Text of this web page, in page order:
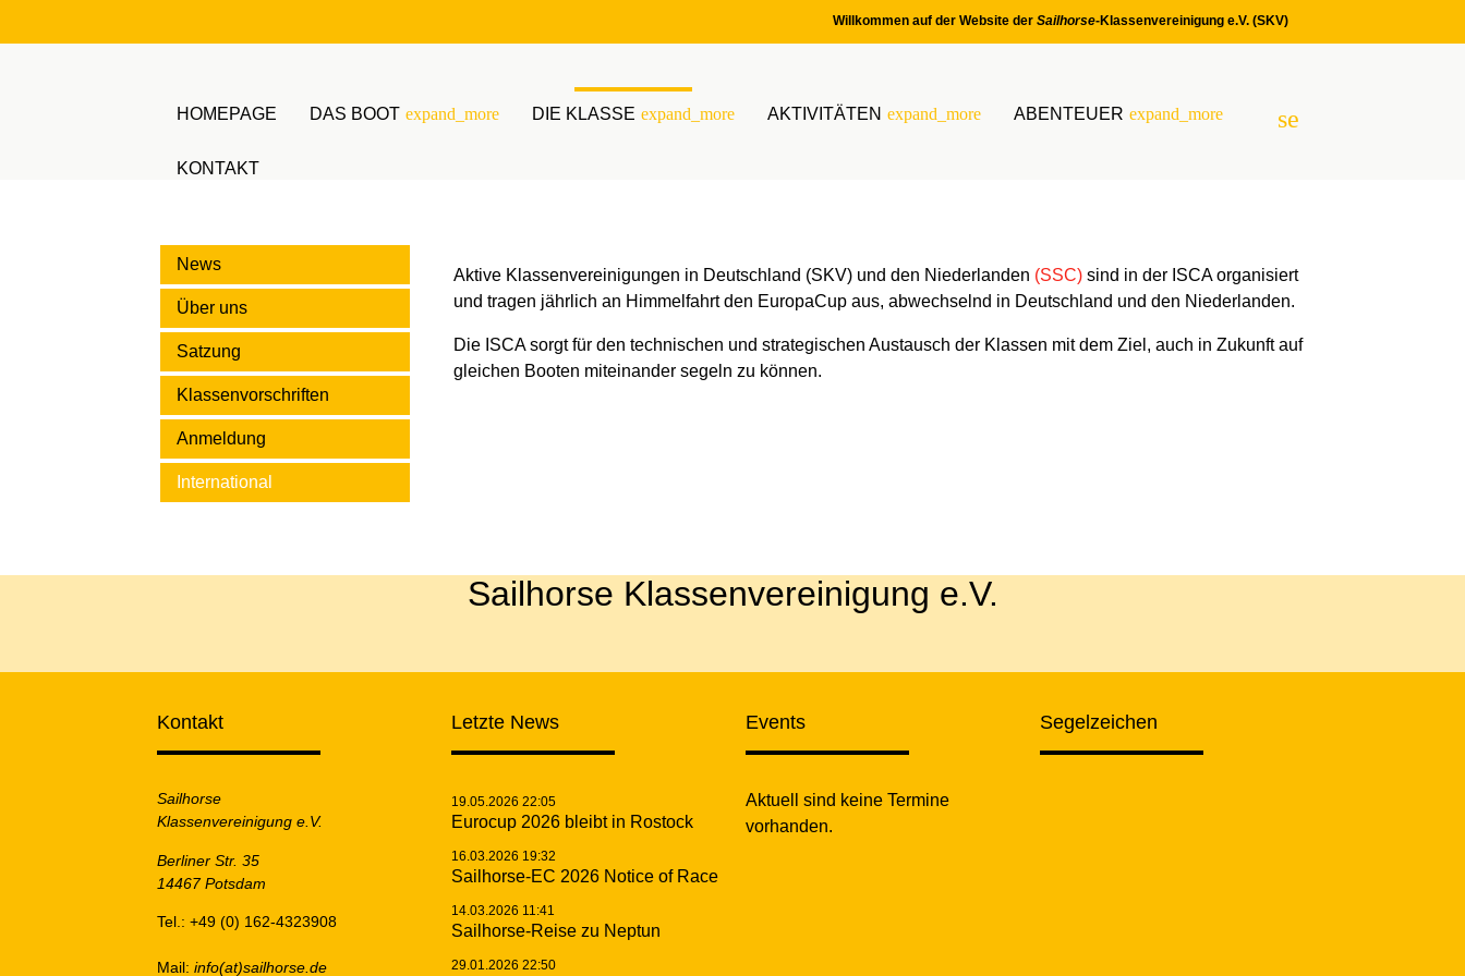
Willkommen auf der Website der Sailhorse-Klassenvereinigung e.V. (SKV)
HOMEPAGE DAS BOOT expand_more DIE KLASSE expand_more AKTIVITÄTEN expand_more ABENTEUER expand_more
KONTAKT
search
Suchbegriffe
Aktive Klassenvereinigungen in Deutschland (SKV) und den Niederlanden (SSC)sind in der ISCA organisiert
und tragen jährlich an Himmelfahrt den EuropaCup aus, abwechselnd in Deutschland und den Niederlanden.
Die ISCA sorgt für den technischen und strategischen Austausch der Klassen mit dem Ziel, auch in Zukunft auf
gleichen Booten miteinander segeln zu können.
News
Über uns
Satzung
Klassenvorschriften
Anmeldung
International
Sailhorse Klassenvereinigung e.V.
Kontakt
Sailhorse
Klassenvereinigung e.V.
Berliner Str. 35
14467 Potsdam
Tel.: +49 (0) 162-4323908
Mail: info(at)sailhorse.de
Letzte News
19.05.2026 22:05
Eurocup 2026 bleibt in Rostock
16.03.2026 19:32
Sailhorse-EC 2026 Notice of Race
14.03.2026 11:41
Sailhorse-Reise zu Neptun
29.01.2026 22:50
Events
Aktuell sind keine Termine
vorhanden.
Segelzeichen